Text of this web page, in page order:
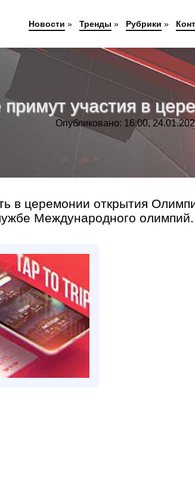
участия в
Опубликовано: 16:00,
в церемонии открытия
Международного
Новости » Тренды » Рубрики »